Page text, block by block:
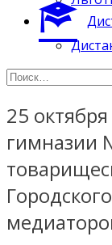
Найти:
25
гимназии